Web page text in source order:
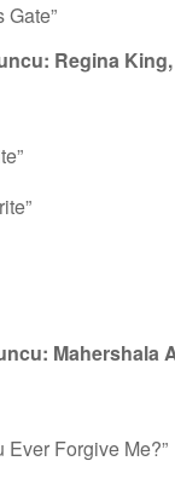
Gate”
Regina
Mahershala
Ever Forgive Me?”